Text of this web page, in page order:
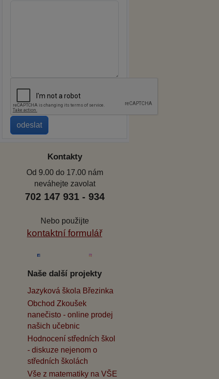
Kontakty
Od 9.00 do 17.00 nám
neváhejte zavolat
702 147 931 - 934
Nebo použijte
kontaktní formulář
Naše další projekty
Jazyková škola Březinka
Obchod Zkoušek
nanečisto - online prodej
našich učebnic
Hodnocení středních škol
- diskuze nejenom o
středních školách
Vše z matematiky na VŠE